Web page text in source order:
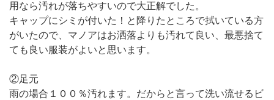
用なら汚れが落ちやすいので大正解でした。
キャップにシミが付いた！と降りたところで拭いている方
がいたので、マノアはお洒落よりも汚れて良い、最悪捨て
ても良い服装がよいと思います。
②足元
雨の場合１００％汚れます。だからと言って洗い流せるビ